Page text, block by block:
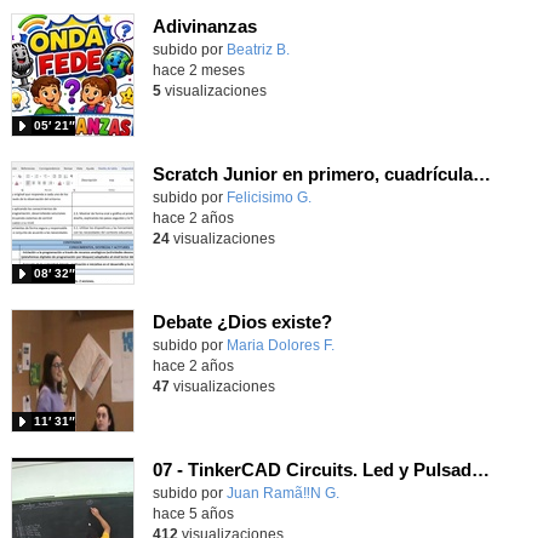
Adivinanzas
Contenido educativo.
subido por Beatriz B.
05′ 21″
hace 2 meses
5visualizaciones
Scratch Junior en primero, cuadrícula y fondo
Contenido educativo.
subido por Felicisimo G.
08′ 32″
hace 2 años
24visualizaciones
Debate ¿Dios existe?
Contenido educativo.
subido por Maria Dolores F.
11′ 31″
hace 2 años
47visualizaciones
07 - TinkerCAD Circuits. Led y Pulsador. Semaforo coches + peatones.
Contenido educativo.
subido por Juan Ramã‼N G.
hace 5 años
412 visualizaciones